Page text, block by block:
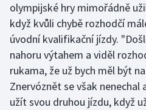
Golf
Gymnastika
Házená
Jezdectví
olympijské hry mimořádně
když kvůli chybě rozhodčí
úvodní kvalifikační jízdy.
nahoru výtahem a viděl
rukama, že už bych měl být
Znervóznět se však
užít svou druhou jízdu, když